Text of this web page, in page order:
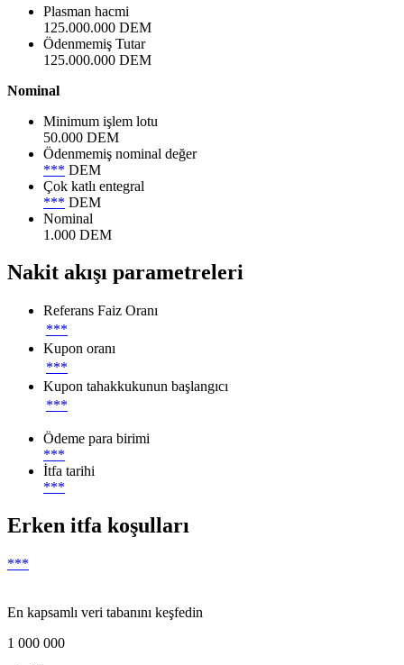
Plasman hacmi
125.000.000 DEM
Ödenmemiş Tutar
125.000.000 DEM
Nominal
Minimum işlem lotu
50.000 DEM
Ödenmemiş nominal değer
*** DEM
Çok katlı entegral
*** DEM
Nominal
1.000 DEM
Nakit akışı parametreleri
Referans Faiz Oranı
***
Kupon oranı
***
Kupon tahakkukunun başlangıcı
***
Ödeme para birimi
***
İtfa tarihi
***
Erken itfa koşulları
***
En kapsamlı veri tabanını keşfedin
1 000 000